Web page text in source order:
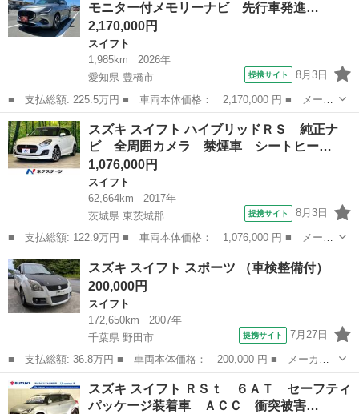
年１月ｖ...
モニター付メモリーナビ 先行車発進…
2,170,000円
スイフト
1,985km
2026年
愛知県 豊橋市
提携サイト 8月3日
■ 支払総額: 225.5万円 ■ 車両本体価格： 2,170,000 円 ■ メーカ
ー名： スズキ ■ 車種名： スイフト ■ グレード名： ＨＹＢＲ
ＩＤ ＭＺ 全方位モニター付メモリーナビ 先行車発進・信号切り
替わりお...
愛知 豊橋市 スイフト
スズキ スイフト ハイブリッドＲＳ 純正ナ
ビ 全周囲カメラ 禁煙車 シートヒー…
1,076,000円
スイフト
62,664km
2017年
茨城県 東茨城郡
提携サイト 8月3日
■ 支払総額: 122.9万円 ■ 車両本体価格： 1,076,000 円 ■ メーカ
ー名： スズキ ■ 車種名： スイフト ■ グレード名： ハイブリ
ッドＲＳ 純正ナビ 全周囲カメラ 禁煙車 シートヒーター ドラ
レコ ス...
茨城 東茨城郡 スイフト
スズキ スイフト スポーツ （車検整備付）
200,000円
スイフト
172,650km
2007年
千葉県 野田市
提携サイト 7月27日
■ 支払総額: 36.8万円 ■ 車両本体価格： 200,000 円 ■ メーカー
名： スズキ ■ 車種名： スイフト ■ グレード名： スポーツ
■ 排気量： 1600cc ■ ドア枚数： 5D ■ ミッション： MT ...
千葉 野田市 スイフト
スズキ スイフト ＲＳｔ ６ＡＴ セーフティ
パッケージ装着車 ＡＣＣ 衝突被害…